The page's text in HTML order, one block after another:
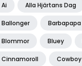
Ai Alla Hjärtans Dag
Ballonger Barbapapa
Blommor Bluey
Cinnamoroll Cowboy